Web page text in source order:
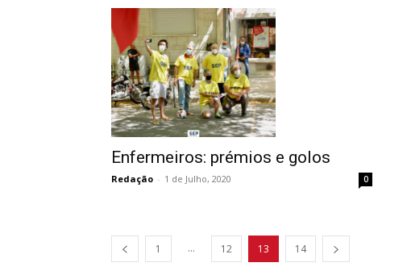
Enfermeiros: prémios e golos
Redação - 1 de Julho, 2020 0
1 ... 12 13 14